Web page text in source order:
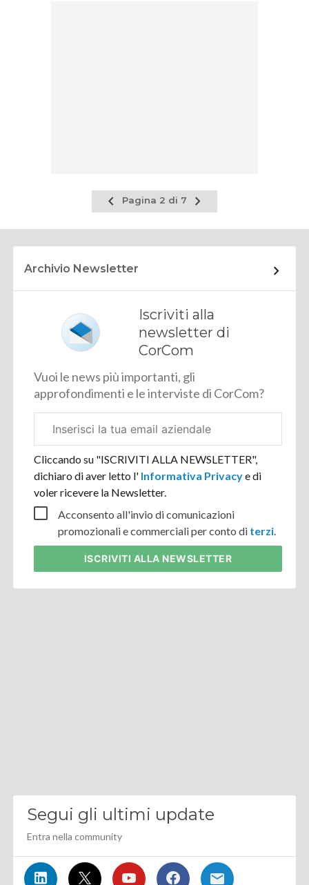
Pagina
precedente
Pagina 2 di 7
Pagina
successiva
Archivio Newsletter
Iscriviti alla
newsletter di
CorCom
Vuoi le news più importanti, gli
approfondimenti e le interviste di CorCom?
aziendale
Cliccando su "ISCRIVITI ALLA NEWSLETTER",
dichiaro di aver letto l' Informativa Privacye di
voler ricevere la Newsletter.
Acconsento all'invio di comunicazioni
promozionali e commerciali per conto di terzi.
ISCRIVITI ALLA NEWSLETTER
Segui gli ultimi update
Entra nella community